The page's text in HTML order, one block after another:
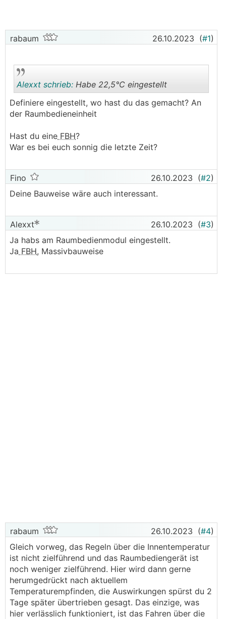
rabaum 26.10.2023 (#1)
Alexxt schrieb: Habe 22,5°C eingestellt
Definiere eingestellt, wo hast du das gemacht? An
der Raumbedieneinheit
Hast du eine FBH?
War es bei euch sonnig die letzte Zeit?
Fino 26.10.2023 (#2)
Deine Bauweise wäre auch interessant.
Alexxt 26.10.2023 (#3)
Ja habs am Raumbedienmodul eingestellt.
Ja FBH, Massivbauweise
rabaum 26.10.2023 (#4)
Gleich vorweg, das Regeln über die Innentemperatur
ist nicht zielführend und das Raumbediengerät ist
noch weniger zielführend. Hier wird dann gerne
herumgedrückt nach aktuellem
Temperaturempfinden, die Auswirkungen spürst du 2
Tage später übertrieben gesagt. Das einzige, was
hier verlässlich funktioniert, ist das Fahren über die